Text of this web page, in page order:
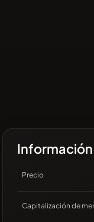
Información
Precio
Capitalización de